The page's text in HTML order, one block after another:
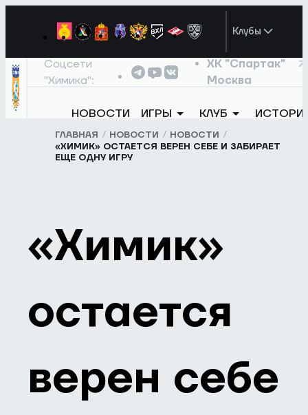
Клубы
Соцсети
"Химика":
ХК "Спартак"
Москва
НОВОСТИ ИГРЫ КЛУБ
ГЛАВНАЯ НОВОСТИ
НОВОСТИ
«ХИМИК» ОСТАЕТСЯ ВЕРЕН СЕБЕ И ЗАБИРАЕТ
ЕЩЕ ОДНУ ИГРУ
«Химик»
остается
верен себе